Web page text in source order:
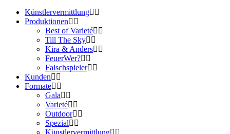
Künstlervermittlung
Produktionen
Best of Varieté
Till The Sky
Kira & Anders
FeuerWer?
Falschspieler
Kunden
Formate
Gala
Varieté
Outdoor
Spezial
Künstlervermittlung